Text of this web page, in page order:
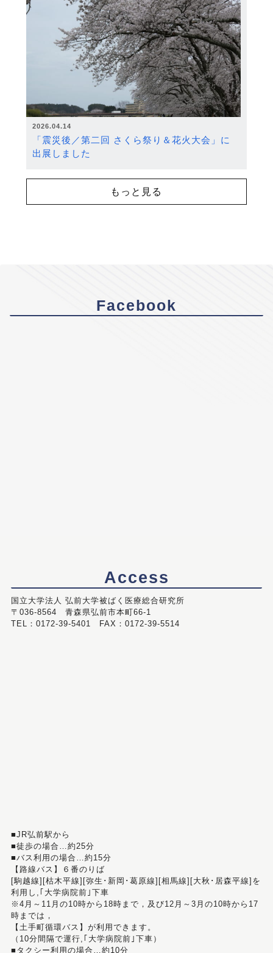
2026.04.14
「震災後／第二回 さくら祭り＆花火大会」に
出展しました
もっと見る
Facebook
Access
国立大学法人 弘前大学被ばく医療総合研究所
〒036-8564 青森県弘前市本町66-1
TEL：0172-39-5401 FAX：0172-39-5514
■JR弘前駅から
■徒歩の場合…約25分
■バス利用の場合…約15分
【路線バス】６番のりば
[駒越線][枯木平線][弥生･新岡･葛原線][相馬線][大秋･居森平線]を
利用し,｢大学病院前｣下車
※4月～11月の10時から18時まで，及び12月～3月の10時から17
時までは，
【土手町循環バス】が利用できます。
（10分間隔で運行,｢大学病院前｣下車）
■タクシー利用の場合…約10分